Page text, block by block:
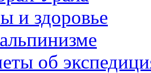
и здоровье
об